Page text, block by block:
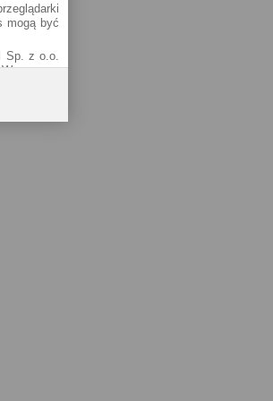
mogą być
Sp. z o.o.
adresem
RODO)